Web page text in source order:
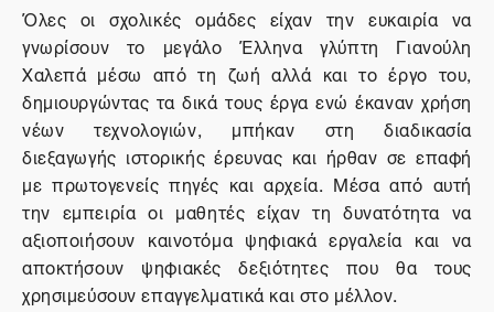
Όλες οι σχολικές ομάδες είχαν την ευκαιρία να
γνωρίσουν το μεγάλο Έλληνα γλύπτη Γιανούλη
Χαλεπά μέσω από τη ζωή αλλά και το έργο του,
δημιουργώντας τα δικά τους έργα ενώ έκαναν χρήση
νέων τεχνολογιών, μπήκαν στη διαδικασία
διεξαγωγής ιστορικής έρευνας και ήρθαν σε επαφή
με πρωτογενείς πηγές και αρχεία. Μέσα από αυτή
την εμπειρία οι μαθητές είχαν τη δυνατότητα να
αξιοποιήσουν καινοτόμα ψηφιακά εργαλεία και να
αποκτήσουν ψηφιακές δεξιότητες που θα τους
χρησιμεύσουν επαγγελματικά και στο μέλλον.